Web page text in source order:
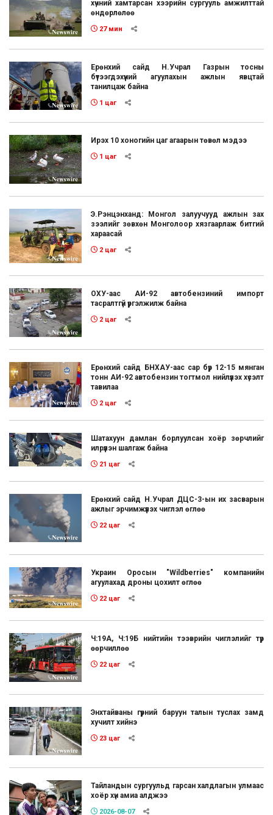
хүчний хамтарсан хээрийн сургууль амжилттай
өндөрлөлөө
27 мин
Ерөнхий сайд Н.Учрал Газрын тосны
бүтээгдэхүүний агуулахын ажлын явцтай
танилцаж байна
1 цаг
Ирэх 10 хоногийн цаг агаарын төвөл мэдээ
1 цаг
Э.Рэнцэнханд: Монгол залуучууд ажлын зах
зээлийг зөвхөн Монголоор хязгаарлаж битгий
хараасай
2 цаг
ОХУ-аас АИ-92 автобензиний импорт
тасралтгүй үргэлжилж байна
2 цаг
Ерөнхий сайд БНХАУ-аас сар бүр 12-15 мянган
тонн АИ-92 автобензин тогтмол нийлүүлэх хүсэлт
тавилаа
2 цаг
Шатахуун дамлан борлуулсан хоёр зөрчлийг
илрүүлэн шалгаж байна
21 цаг
Ерөнхий сайд Н.Учрал ДЦС-3-ын их засварын
ажлыг эрчимжүүлэх чиглэл өглөө
22 цаг
Украин Оросын "Wildberries" компанийн
агуулахад дроны цохилт өглөө
22 цаг
Ч:19А, Ч:19Б нийтийн тээврийн чиглэлийг түр
өөрчиллөө
22 цаг
Энхтайваны гүүрний баруун талын туслах замд
хучилт хийнэ
23 цаг
Тайландын сургуульд гарсан халдлагын улмаас
хоёр хүн амиа алджээ
2026-08-07